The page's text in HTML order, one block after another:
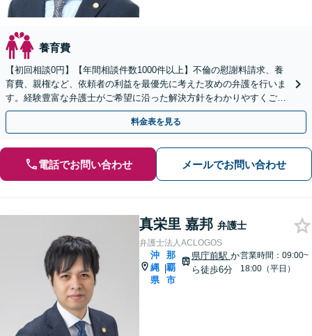
養育費
【初回相談0円】【年間相談件数1000件以上】不倫の慰謝料請求、養
育費、親権など、依頼者の利益を最優先に考えた攻めの弁護を行いま
す。経験豊富な弁護士がご希望に沿った解決方針をわかりやすくご提
案します。お気軽にお問合せ下さい。
料金表を見る
電話でお問い合わせ メールでお問い合わせ
真栄里 嘉邦 弁護士
弁護士法人ACLOGOS
沖
縄
県
|
那
覇
市
県庁前駅 か
ら徒歩6分
営業時間：09:00~
18:00（平日）